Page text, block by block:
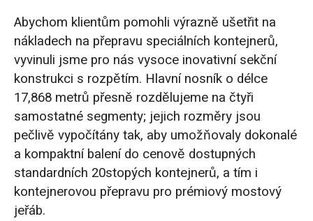
Abychom klientům pomohli výrazně ušetřit na
nákladech na přepravu speciálních kontejnerů,
vyvinuli jsme pro nás vysoce inovativní sekční
konstrukci s rozpětím. Hlavní nosník o délce
17,868 metrů přesně rozdělujeme na čtyři
samostatné segmenty; jejich rozměry jsou
pečlivě vypočítány tak, aby umožňovaly dokonalé
a kompaktní balení do cenově dostupných
standardních 20stopých kontejnerů, a tím i
kontejnerovou přepravu pro prémiový mostový
jeřáb.